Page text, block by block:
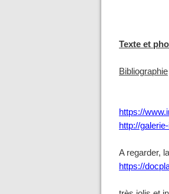
Texte et
Bibliographie
https://
http://
A regarder,
https://